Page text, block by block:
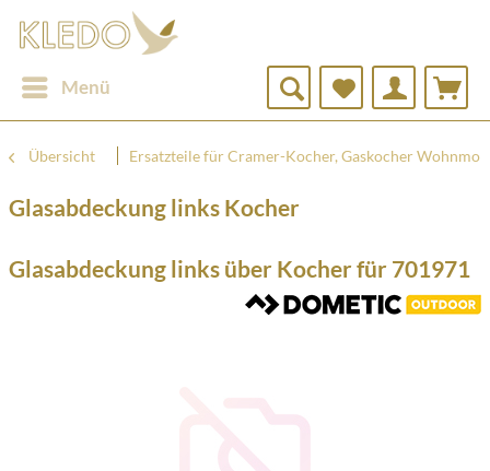
Menü
Übersicht Ersatzteile für Cramer-Kocher, Gaskocher
Glasabdeckung links Kocher
Glasabdeckung links über Kocher für 701971